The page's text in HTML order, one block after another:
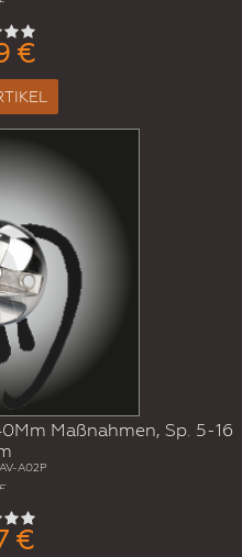
€
Maßnahmen, Sp. 5-16
A02P
€